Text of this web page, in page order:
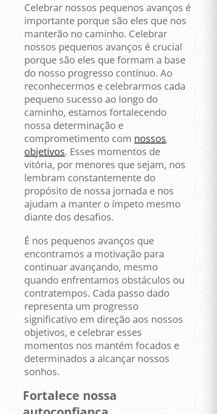
Celebrar nossos pequenos avanços é
importante porque são eles que nos
manterão no caminho. Celebrar
nossos pequenos avanços é crucial
porque são eles que formam a base
do nosso progresso contínuo. Ao
reconhecermos e celebrarmos cada
pequeno sucesso ao longo do
caminho, estamos fortalecendo
nossa determinação e
comprometimento com nossos
objetivos. Esses momentos de
vitória, por menores que sejam, nos
lembram constantemente do
propósito de nossa jornada e nos
ajudam a manter o ímpeto mesmo
diante dos desafios.
É nos pequenos avanços que
encontramos a motivação para
continuar avançando, mesmo
quando enfrentamos obstáculos ou
contratempos. Cada passo dado
representa um progresso
significativo em direção aos nossos
objetivos, e celebrar esses
momentos nos mantém focados e
determinados a alcançar nossos
sonhos.
Fortalece nossa